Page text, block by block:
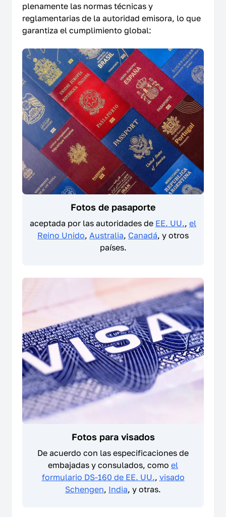
plenamente las normas técnicas y
reglamentarias de la autoridad emisora, lo que
garantiza el cumplimiento global:
Fotos de pasaporte
aceptada por las autoridades de EE. UU., el
Reino Unido, Australia, Canadá, y otros
países.
Fotos para visados
De acuerdo con las especificaciones de
embajadas y consulados, como el
formulario DS-160 de EE. UU., visado
Schengen, India, y otras.